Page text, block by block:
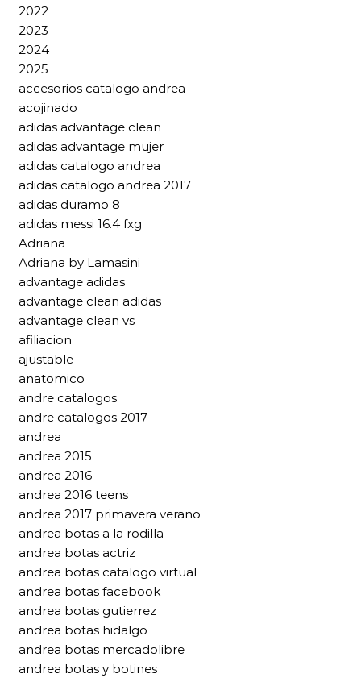
2022
2023
2024
2025
accesorios catalogo andrea
acojinado
adidas advantage clean
adidas advantage mujer
adidas catalogo andrea
adidas catalogo andrea 2017
adidas duramo 8
adidas messi 16.4 fxg
Adriana
Adriana by Lamasini
advantage adidas
advantage clean adidas
advantage clean vs
afiliacion
ajustable
anatomico
andre catalogos
andre catalogos 2017
andrea
andrea 2015
andrea 2016
andrea 2016 teens
andrea 2017 primavera verano
andrea botas a la rodilla
andrea botas actriz
andrea botas catalogo virtual
andrea botas facebook
andrea botas gutierrez
andrea botas hidalgo
andrea botas mercadolibre
andrea botas y botines